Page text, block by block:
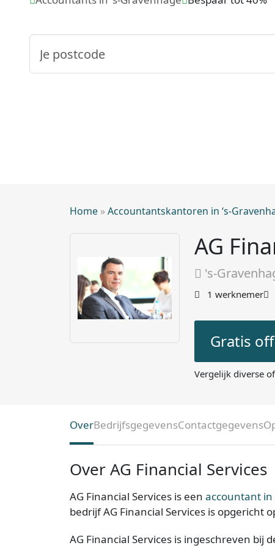
Home »Accountantskantoren in ‘s-
AG
's-
1 werknemer
Gratis
Vergelijk diverse
OverBedrijfsgegevensContactgegevens
Over AG Financial Services
AG Financial Services is een accountant in
bedrijf AG Financial Services is opgericht
AG Financial Services is ingeschreven bij